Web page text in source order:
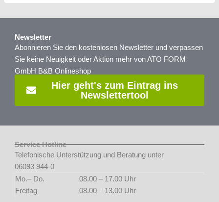
Newsletter
Abonnieren Sie den kostenlosen Newsletter und verpassen
Sie keine Neuigkeit oder Aktion mehr von ATO FORM
GmbH B&B Onlineshop
Hier geht's zum Eintrag ins
Newslettertool
Service Hotline
Telefonische Unterstützung und Beratung unter
06093 944-0
Mo.– Do.
08.00 – 17.00 Uhr
Freitag
08.00 – 13.00 Uhr